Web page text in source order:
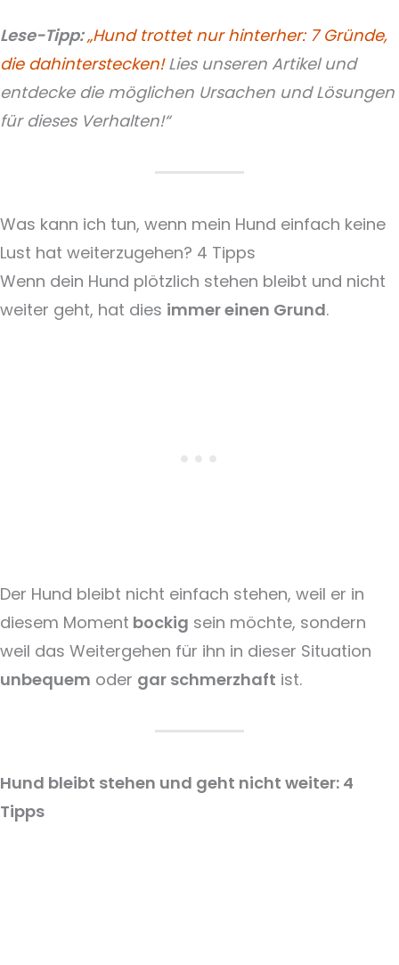
Lese-Tipp:„Hund trottet nur hinterher: 7 Gründe,
die dahinterstecken!Lies unseren Artikel und
entdecke die möglichen Ursachen und Lösungen
für dieses Verhalten!“
Was kann ich tun, wenn mein Hund einfach keine
Lust hat weiterzugehen? 4 Tipps
Wenn dein Hund plötzlich stehen bleibt und nicht
weiter geht, hat dies immer einen Grund.
Der Hund bleibt nicht einfach stehen, weil er in
diesem Moment bockig sein möchte, sondern
weil das Weitergehen für ihn in dieser Situation
unbequem oder gar schmerzhaft ist.
Hund bleibt stehen und geht nicht weiter: 4
Tipps